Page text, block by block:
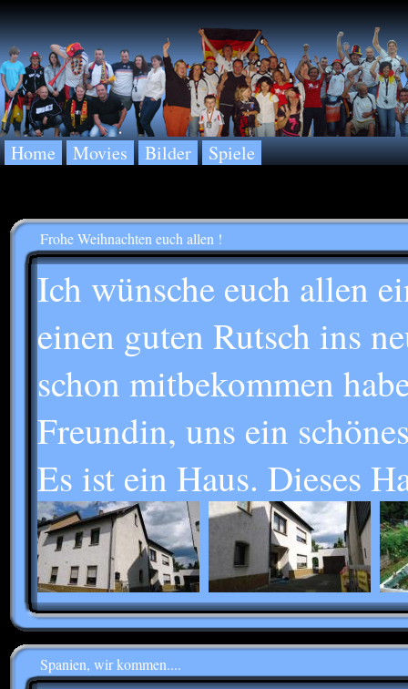
Home Movies Bilder Spiele
Frohe Weihnachten euch allen !
Ich wünsche euch allen
einen guten Rutsch ins
schon mitbekommen
Freundin, uns ein
Es ist ein Haus. Dieses
Spanien, wir kommen....